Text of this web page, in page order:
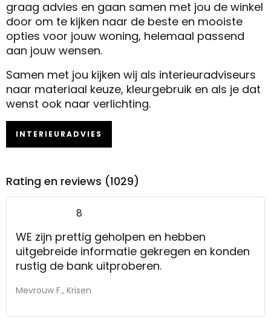
graag advies en gaan samen met jou de winkel
door om te kijken naar de beste en mooiste
opties voor jouw woning, helemaal passend
aan jouw wensen.
Samen met jou kijken wij als interieuradviseurs
naar materiaal keuze, kleurgebruik en als je dat
wenst ook naar verlichting.
INTERIEURADVIES
Rating en reviews (1029)
8
WE zijn prettig geholpen en hebben
uitgebreide informatie gekregen en konden
rustig de bank uitproberen.
Mevrouw F., Krisen